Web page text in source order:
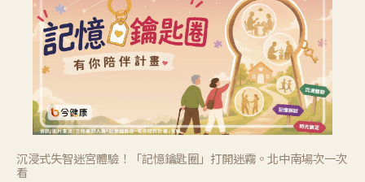
沉浸式失智迷宮體驗！「記憶鑰匙圈」打開迷霧。北中南場次一次
看